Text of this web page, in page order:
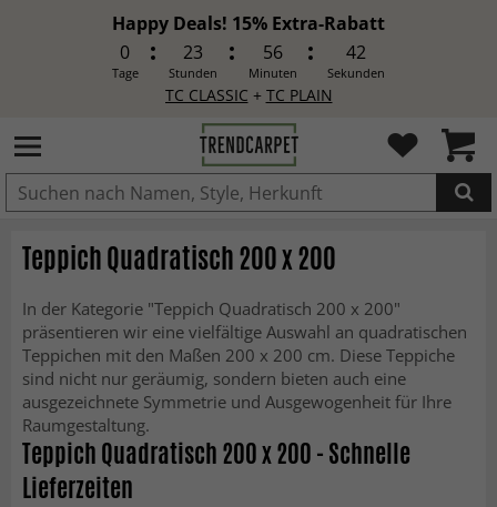
Happy Deals! 15% Extra-Rabatt
0
Tage
23
Stunden
56
Minuten
40
Sekunden
TC CLASSIC + TC PLAIN
IN DEN WARENKORB GELEGT.
Teppich Quadratisch 200 x 200
In der Kategorie "Teppich Quadratisch 200 x 200"
präsentieren wir eine vielfältige Auswahl an quadratischen
Teppichen mit den Maßen 200 x 200 cm. Diese Teppiche
sind nicht nur geräumig, sondern bieten auch eine
ausgezeichnete Symmetrie und Ausgewogenheit für Ihre
Raumgestaltung.
Teppich Quadratisch 200 x 200 - Schnelle
Lieferzeiten